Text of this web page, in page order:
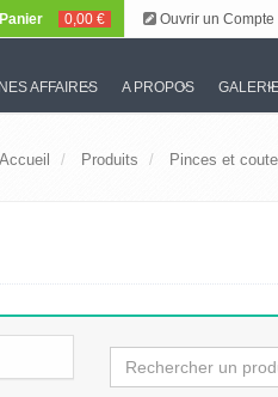
0,00 € Ouvrir un Compte
AFFAIRES A PROPOS
Accueil Produits Pinces et